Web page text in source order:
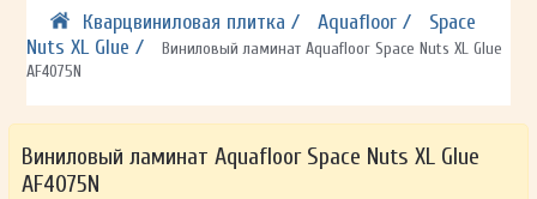
Кварцвиниловая плитка / Aquafloor /
Space
Nuts XL Glue /
Виниловый ламинат Aquafloor Space Nuts XL Glue
AF4075N
Виниловый ламинат Aquafloor Space Nuts XL Glue
AF4075N